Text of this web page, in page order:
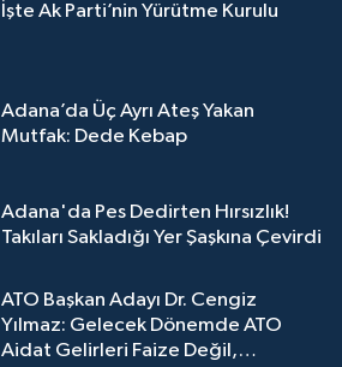
İşte Ak Parti’nin Yürütme Kurulu
Adana’da Üç Ayrı Ateş Yakan
Mutfak: Dede Kebap
Adana'da Pes Dedirten Hırsızlık!
Takıları Sakladığı Yer Şaşkına Çevirdi
ATO Başkan Adayı Dr. Cengiz
Yılmaz: Gelecek Dönemde ATO
Aidat Gelirleri Faize Değil,